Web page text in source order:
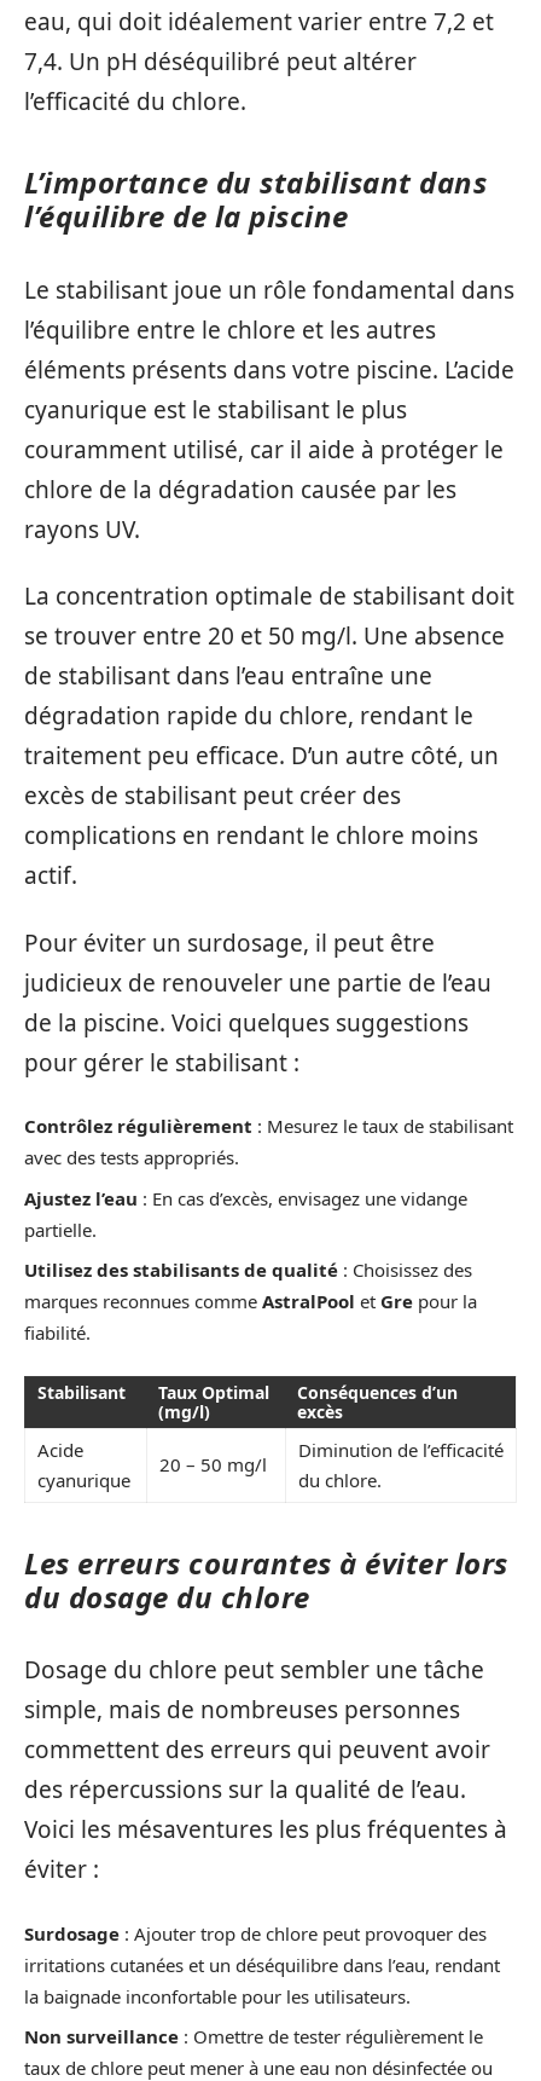
eau, qui doit idéalement varier entre 7,2 et
7,4. Un pH déséquilibré peut altérer
l’efficacité du chlore.
L’importance du stabilisant dans
l’équilibre de la piscine
Le stabilisant joue un rôle fondamental dans
l’équilibre entre le chlore et les autres
éléments présents dans votre piscine. L’acide
cyanurique est le stabilisant le plus
couramment utilisé, car il aide à protéger le
chlore de la dégradation causée par les
rayons UV.
La concentration optimale de stabilisant doit
se trouver entre 20 et 50 mg/l. Une absence
de stabilisant dans l’eau entraîne une
dégradation rapide du chlore, rendant le
traitement peu efficace. D’un autre côté, un
excès de stabilisant peut créer des
complications en rendant le chlore moins
actif.
Pour éviter un surdosage, il peut être
judicieux de renouveler une partie de l’eau
de la piscine. Voici quelques suggestions
pour gérer le stabilisant :
Contrôlez régulièrement : Mesurez le taux de stabilisant
avec des tests appropriés.
Ajustez l’eau : En cas d’excès, envisagez une vidange
partielle.
Utilisez des stabilisants de qualité : Choisissez des
marques reconnues comme AstralPool et Gre pour la
fiabilité.
Stabilisant
Taux Optimal
(mg/l)
Conséquences d’un
excès
Acide
cyanurique
20 – 50 mg/l
Diminution de l’efficacité
du chlore.
Les erreurs courantes à éviter lors
du dosage du chlore
Dosage du chlore peut sembler une tâche
simple, mais de nombreuses personnes
commettent des erreurs qui peuvent avoir
des répercussions sur la qualité de l’eau.
Voici les mésaventures les plus fréquentes à
éviter :
Surdosage : Ajouter trop de chlore peut provoquer des
irritations cutanées et un déséquilibre dans l’eau, rendant
la baignade inconfortable pour les utilisateurs.
Non surveillance : Omettre de tester régulièrement le
taux de chlore peut mener à une eau non désinfectée ou